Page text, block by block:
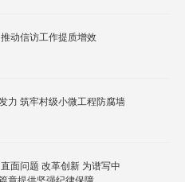
动信访工作提质增效
力 筑牢村级小微工程防腐墙
面问题 改革创新 为谱写中